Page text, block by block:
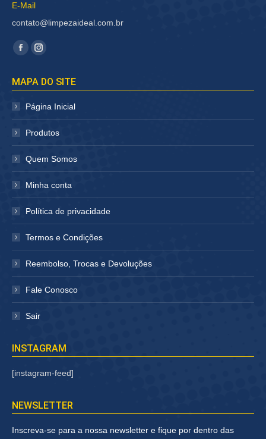
E-Mail
contato@limpezaideal.com.br
Encontre-nos em:
Facebook
abre
em
janela
Instagram
abre
janela
MAPA DO SITE
Página Inicial
Produtos
Quem Somos
Minha conta
Política de privacidade
Termos e Condições
Reembolso, Trocas e Devoluções
Fale Conosco
Sair
INSTAGRAM
[instagram-feed]
NEWSLETTER
Inscreva-se para a nossa newsletter e fique por dentro das